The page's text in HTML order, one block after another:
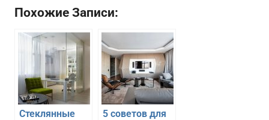
Похожие Записи:
Стеклянные
5 советов для